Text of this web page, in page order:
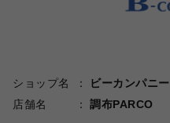
ショップ名
ビーカンパニー
店舗名
調布PARCO